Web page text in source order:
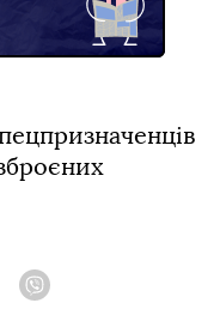
Telegram